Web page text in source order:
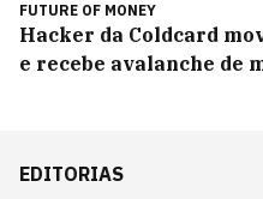
FUTURE OF MONEY
Hacker da Coldcard
e recebe avalanche de
EDITORIAS